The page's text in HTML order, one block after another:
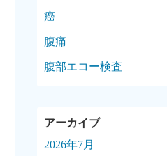
癌
腹痛
腹部エコー検査
2026年7月